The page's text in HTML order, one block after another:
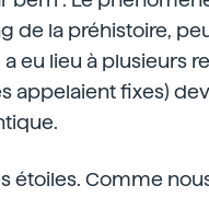
de la préhistoire,
eu lieu à plusieurs
appelaient fixes)
étoiles. Comme